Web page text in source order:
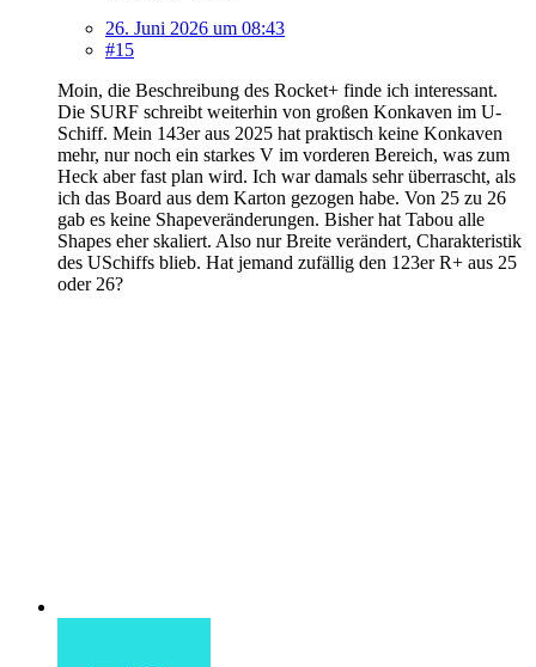
26. Juni 2026 um 08:43
#15
Moin, die Beschreibung des Rocket+ finde ich interessant.
Die SURF schreibt weiterhin von großen Konkaven im U-
Schiff. Mein 143er aus 2025 hat praktisch keine Konkaven
mehr, nur noch ein starkes V im vorderen Bereich, was zum
Heck aber fast plan wird. Ich war damals sehr überrascht, als
ich das Board aus dem Karton gezogen habe. Von 25 zu 26
gab es keine Shapeveränderungen. Bisher hat Tabou alle
Shapes eher skaliert. Also nur Breite verändert, Charakteristik
des USchiffs blieb. Hat jemand zufällig den 123er R+ aus 25
oder 26?